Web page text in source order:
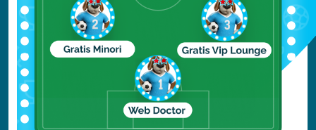
capacità di rinnovarsi, tipica
dell’industria cinematografica, ha
permesso anche agli Studios non
solo di mantenere vivo l’interesse
da parte dei turisti, ma ti aumentare